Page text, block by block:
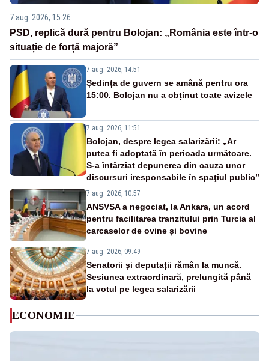
7 aug. 2026, 15:26
PSD, replică dură pentru Bolojan: „România este într-o
situație de forță majoră”
7 aug. 2026, 14:51
Ședința de guvern se amână pentru ora
15:00. Bolojan nu a obținut toate avizele
7 aug. 2026, 11:51
Bolojan, despre legea salarizării: „Ar
putea fi adoptată în perioada următoare.
S-a întârziat depunerea din cauza unor
discursuri iresponsabile în spaţiul public”
7 aug. 2026, 10:57
ANSVSA a negociat, la Ankara, un acord
pentru facilitarea tranzitului prin Turcia al
carcaselor de ovine și bovine
7 aug. 2026, 09:49
Senatorii și deputații rămân la muncă.
Sesiunea extraordinară, prelungită până
la votul pe legea salarizării
ECONOMIE